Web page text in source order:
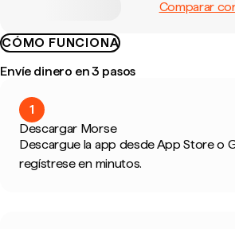
Comparar
CÓMO FUNCIONA
Envíe dinero en 3 pasos
1
Descargar Morse
Descargue la app desde App Store o
regístrese en minutos.